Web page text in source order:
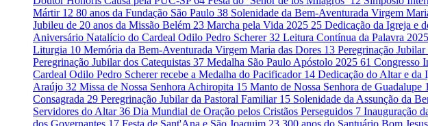
Mártir 12 80 anos da Fundação São Paulo 38 Solenidade da Bem-Aventurada Virgem
Jubileu de 20 anos da Missão Belém 23 Marcha pela Vida 2025 25 Dedicação da Igreja e
Aniversário Natalício do Cardeal Odilo Pedro Scherer32 Leitura Contínua da Palavra 2025
Liturgia 10 Memória da Bem-Aventurada Virgem Maria das Dores 13 Peregrinação
Peregrinação Jubilar dos Catequistas 37 Medalha São Paulo Apóstolo 2025 61 Congresso
Cardeal Odilo Pedro Scherer recebe a Medalha do Pacificador 14 Dedicação do Altar e da
Araújo 32 Missa de Nossa Senhora Achiropita 15 Manto de Nossa Senhora de Guadalupe
Consagrada 29 Peregrinação Jubilar da Pastoral Familiar 15 Solenidade da Assunção da
Servidores do Altar36 Dia Mundial de Oração pelos Cristãos Perseguidos 7 Inauguração
dos Governantes 17 Festa de Sant'Ana e São Joaquim 23 300 anos do Santuário Bom